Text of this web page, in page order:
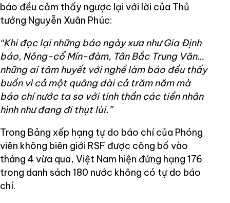
báo đều cảm thấy ngược lại với lời của Thủ
tướng Nguyễn Xuân Phúc:
“Khi đọc lại những báo ngày xưa như Gia Định
báo, Nông-cổ Mín-đàm, Tân Bắc Trung Văn…
những ai tâm huyết với nghề làm báo đều thấy
buồn vì cả một quãng dài cả trăm năm mà
báo chí nước ta so với tinh thần các tiền nhân
hình như đang đi thụt lùi.”
Trong Bảng xếp hạng tự do báo chí của Phóng
viên không biên giới RSF được công bố vào
tháng 4 vừa qua, Việt Nam hiện đứng hạng 176
trong danh sách 180 nước không có tự do báo
chí.